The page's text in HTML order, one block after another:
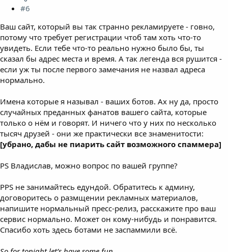
#6
Ваш сайт, который вы так странно рекламируете - говно,
потому что требует регистрации чтоб там хоть что-то
увидеть. Если тебе что-то реально нужно было бы, ты
сказал бы адрес места и время. А так легенда вся рушится -
если уж ты после первого замечания не назвал адреса
нормально.
Имена которые я называл - ваших ботов. Ах ну да, просто
случайных преданных фанатов вашего сайта, которые
только о нём и говорят. И ничего что у них по несколько
тысяч друзей - они же практически все знаменитости:
[убрано, дабы не пиарить сайт возможного спаммера]
PS Владислав, можно вопрос по вашей группе?
PPS не занимайтесь едундой. Обратитесь к админу,
договоритесь о размщении рекламных материалов,
напишите нормальный пресс-релиз, расскажите про ваш
сервис нормально. Может он кому-нибудь и понравится.
Спасибо хоть здесь ботами не заспаммили всё.